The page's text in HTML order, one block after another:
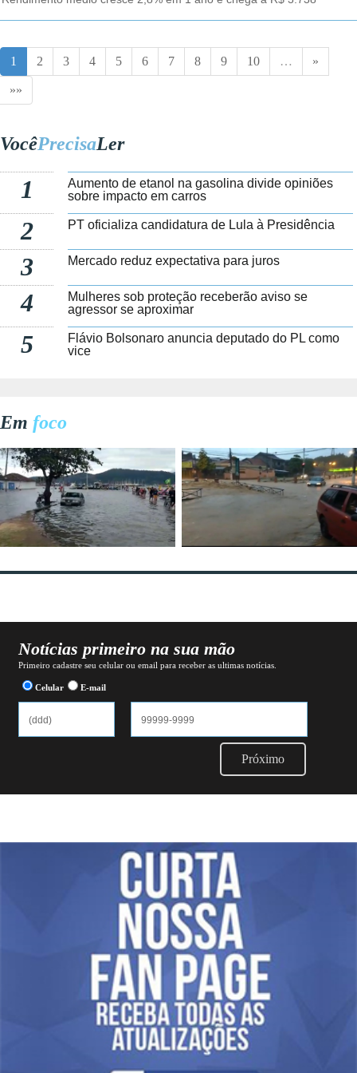
1 2 3 4 5 6 7 8 9 10 … »
»»
VocêPrecisaLer
1
Aumento de etanol na gasolina divide opiniões
sobre impacto em carros
2 PT oficializa candidatura de Lula à Presidência
3 Mercado reduz expectativa para juros
4
Mulheres sob proteção receberão aviso se
agressor se aproximar
5
Flávio Bolsonaro anuncia deputado do PL como
vice
Em foco
Notícias primeiro na sua mão
Primeiro cadastre seu celular ou email para receber as ultimas notícias.
Celular E-mail
Próximo